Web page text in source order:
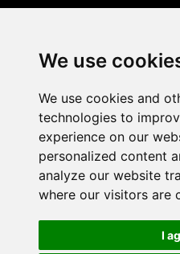
We use
We use cookies and
technologies to
experience on our
personalized content
analyze our website
where our visitors are
I